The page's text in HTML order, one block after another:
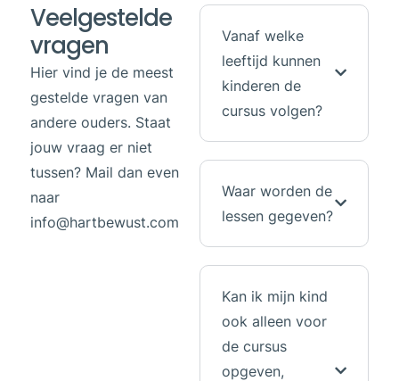
Veelgestelde
vragen
Hier vind je de meest
gestelde vragen van
andere ouders. Staat
jouw vraag er niet
tussen? Mail dan even
naar
info@hartbewust.com
Vanaf welke
leeftijd kunnen
kinderen de
cursus volgen?
Waar worden de
lessen gegeven?
Kan ik mijn kind
ook alleen voor
de cursus
opgeven,